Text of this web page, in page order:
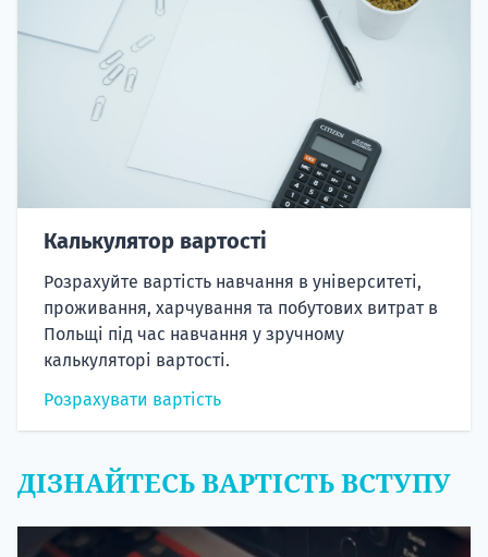
Калькулятор вартості
Розрахуйте вартість навчання в університеті,
проживання, харчування та побутових витрат в
Польщі під час навчання у зручному
калькуляторі вартості.
Розрахувати вартість
ДІЗНАЙТЕСЬ ВАРТІСТЬ ВСТУПУ